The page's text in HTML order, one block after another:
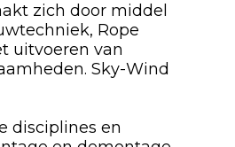
zich door middel
Rope
uitvoeren van
Sky-Wind
disciplines en